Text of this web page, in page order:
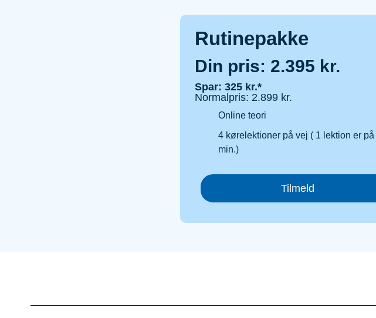
Rutinepakke
Din pris: 2.395 kr.
Spar: 325 kr.*
Normalpris: 2.899 kr.
Online teori
4 kørelektioner på vej ( 1 lektion er på
min.)
Tilmeld